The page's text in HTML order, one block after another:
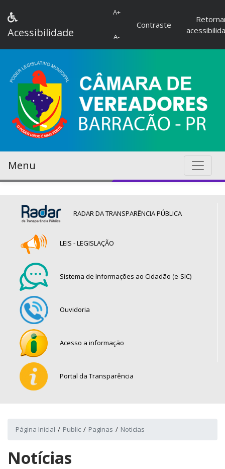
Acessibilidade
A+
A-
Contraste
Menu
RADAR DA TRANSPARÊNCIA PÚBLICA
LEIS - LEGISLAÇÃO
Sistema de Informações ao Cidadão (e-SIC)
Ouvidoria
Acesso a informação
Portal da Transparência
Página Inicial Public Paginas Noticias
Notícias